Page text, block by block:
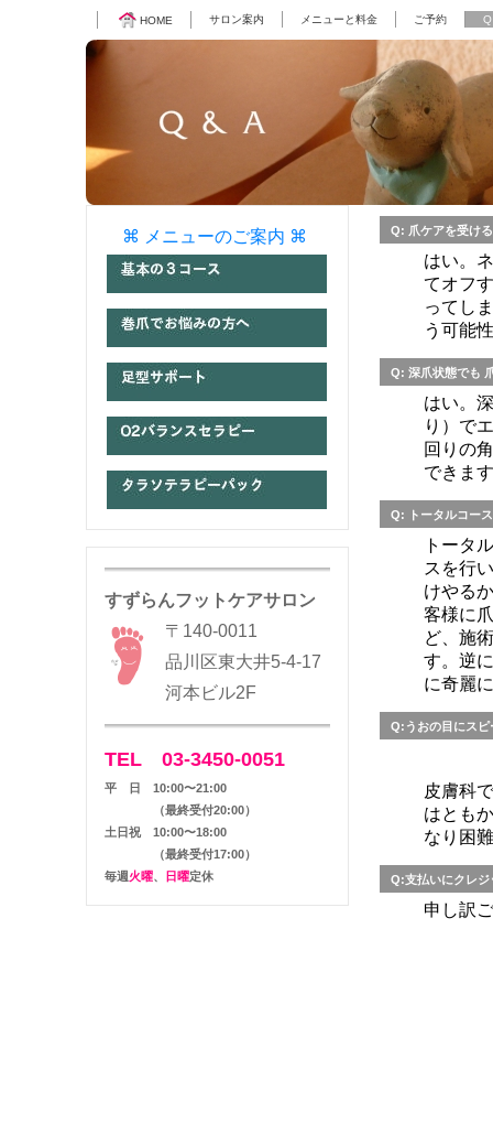
HOME サロン案内 メニューと料金 ご予約
Q: 爪ケアを受け
はい。
てオフ
ってし
う可能
Q: 深爪状態でも
はい。
り）で
回りの
できま
Q: トータルコー
トータ
スを行
けやる
客様に
ど、施
す。逆
に奇麗
Q:うおの目にスピ
皮膚科
はとも
なり困
Q:支払いにクレジ
申し訳
⌘ メニューのご案内 ⌘
すずらんフットケアサロン
〒140-0011
品川区東大井5-4-17
河本ビル2F
TEL 03-3450-0051
平 日 10:00〜21:00
（最終受付20:00）
土日祝 10:00〜18:00
（最終受付17:00）
毎週 火曜、 日曜定休